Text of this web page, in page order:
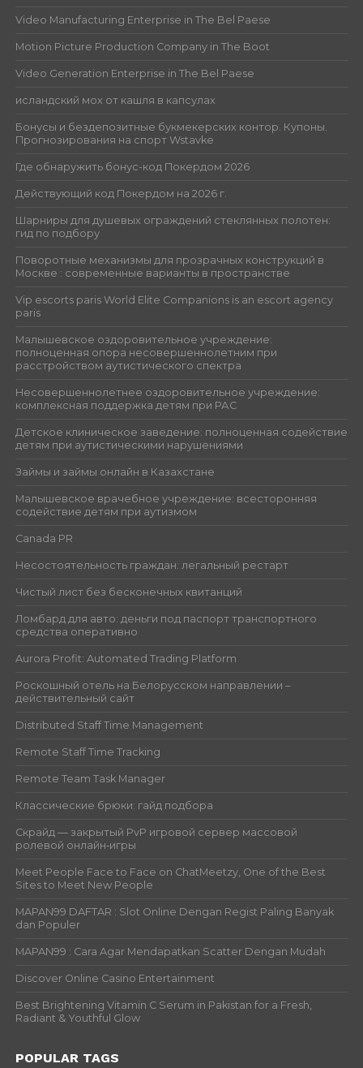
Video Manufacturing Enterprise in The Bel Paese
Motion Picture Production Company in The Boot
Video Generation Enterprise in The Bel Paese
исландский мох от кашля в капсулах
Бонусы и бездепозитные букмекерских контор. Купоны.
Прогнозирования на спорт Wstavke
Где обнаружить бонус-код Покердом 2026
Действующий код Покердом на 2026 г.
Шарниры для душевых ограждений стеклянных полотен:
гид по подбору
Поворотные механизмы для прозрачных конструкций в
Москве : современные варианты в пространстве
Vip escorts paris World Elite Companions is an escort agency
paris
Малышевское оздоровительное учреждение:
полноценная опора несовершеннолетним при
расстройством аутистического спектра
Несовершеннолетнее оздоровительное учреждение:
комплексная поддержка детям при РАС
Детское клиническое заведение: полноценная содействие
детям при аутистическими нарушениями
Займы и займы онлайн в Казахстане
Малышевское врачебное учреждение: всесторонняя
содействие детям при аутизмом
Canada PR
Несостоятельность граждан: легальный рестарт
Чистый лист без бесконечных квитанций
Ломбард для авто: деньги под паспорт транспортного
средства оперативно
Aurora Profit: Automated Trading Platform
Роскошный отель на Белорусском направлении –
действительный сайт
Distributed Staff Time Management
Remote Staff Time Tracking
Remote Team Task Manager
Классические брюки: гайд подбора
Скрайд — закрытый PvP игровой сервер массовой
ролевой онлайн‑игры
Meet People Face to Face on ChatMeetzy, One of the Best
Sites to Meet New People
MAPAN99 DAFTAR : Slot Online Dengan Regist Paling Banyak
dan Populer
MAPAN99 : Cara Agar Mendapatkan Scatter Dengan Mudah
Discover Online Casino Entertainment
Best Brightening Vitamin C Serum in Pakistan for a Fresh,
Radiant & Youthful Glow
POPULAR TAGS